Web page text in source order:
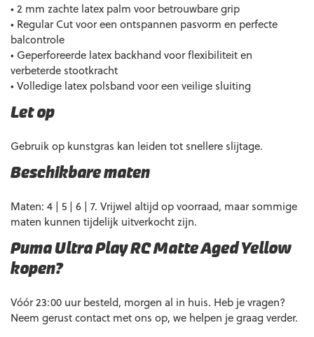
• 2 mm zachte latex palm voor betrouwbare grip
• Regular Cut voor een ontspannen pasvorm en perfecte
balcontrole
• Geperforeerde latex backhand voor flexibiliteit en
verbeterde stootkracht
• Volledige latex polsband voor een veilige sluiting
Let op
Gebruik op kunstgras kan leiden tot snellere slijtage.
Beschikbare maten
Maten: 4 | 5 | 6 | 7. Vrijwel altijd op voorraad, maar sommige
maten kunnen tijdelijk uitverkocht zijn.
Puma Ultra Play RC Matte Aged Yellow
kopen?
Vóór 23:00 uur besteld, morgen al in huis. Heb je vragen?
Neem gerust contact met ons op, we helpen je graag verder.